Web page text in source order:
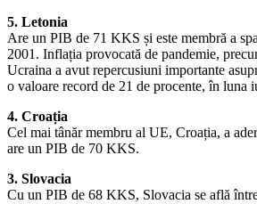
5. Letonia
Are un PIB de 71 KKS și este membră a
2001. Inflația provocată de pandemie,
Ucraina a avut repercusiuni importante
o valoare record de 21 de procente, în luna
4. Croația
Cel mai tânăr membru al UE, Croația, a
are un PIB de 70 KKS.
3. Slovacia
Cu un PIB de 68 KKS, Slovacia se află